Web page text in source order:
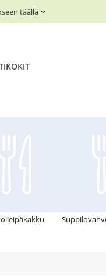
täällä